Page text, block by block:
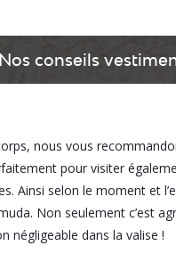
Nos conseils
nous vous
pour visiter
Ainsi selon le moment et
Non seulement c’est
négligeable dans la valise !